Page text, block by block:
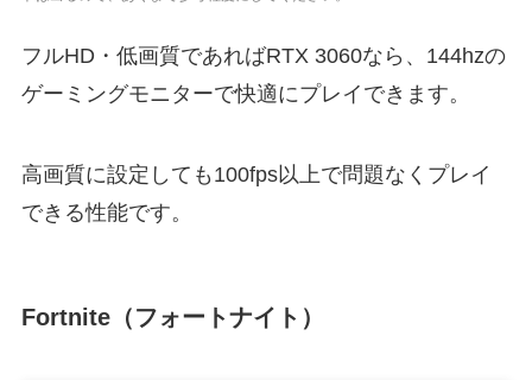
フルHD・低画質であればRTX 3060なら、144hzの
ゲーミングモニターで快適にプレイできます。
高画質に設定しても100fps以上で問題なくプレイ
できる性能です。
Fortnite（フォートナイト）